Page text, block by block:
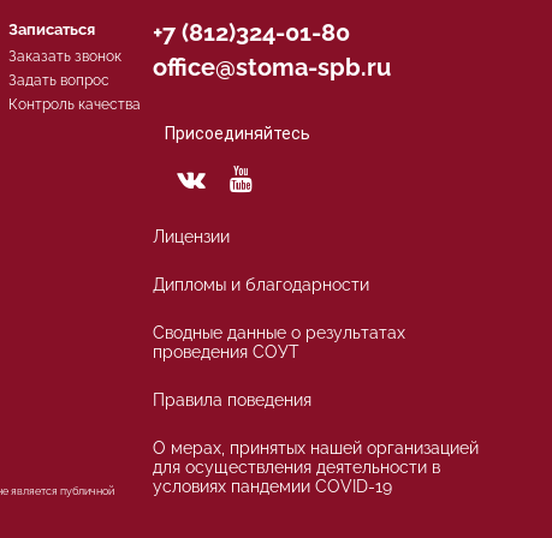
Записаться
Заказать звонок
Задать вопрос
Контроль качества
является публичной
+7 (812)324-01-80
office@stoma-spb.ru
Присоединяйтесь
Лицензии
Дипломы и благодарности
Сводные данные о результатах
проведения СОУТ
Правила поведения
О мерах, принятых нашей организацией
для осуществления деятельности в
условиях пандемии COVID-19